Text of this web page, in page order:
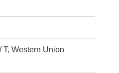
T, Western Union